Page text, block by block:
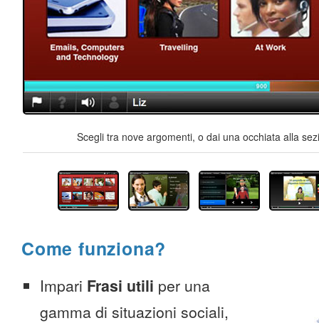
Scegli tra nove argomenti, o dai una occhiata alla
Come funziona?
Impari Frasi utili per una
gamma di situazioni sociali,